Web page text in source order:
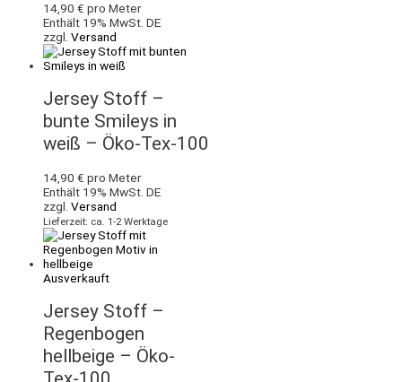
14,90 € pro Meter
Enthält 19% MwSt. DE
zzgl. Versand
Jersey Stoff –
bunte Smileys in
weiß – Öko-Tex-100
14,90 € pro Meter
Enthält 19% MwSt. DE
zzgl. Versand
Lieferzeit: ca. 1-2 Werktage
Ausverkauft
Jersey Stoff –
Regenbogen
hellbeige – Öko-